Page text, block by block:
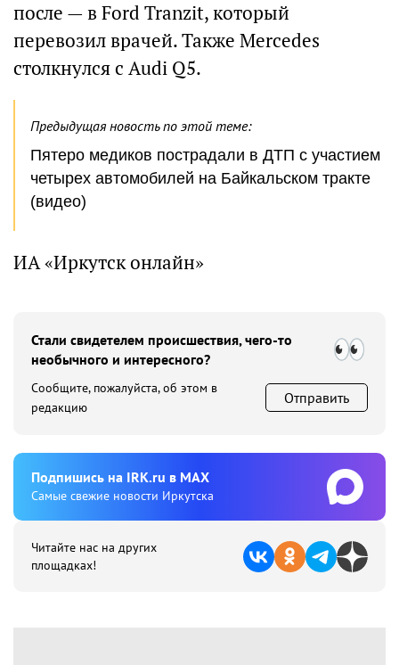
после — в Ford Tranzit, который
перевозил врачей. Также Mercedes
столкнулся с Audi Q5.
Предыдущая новость по этой теме:
Пятеро медиков пострадали в ДТП с участием
четырех автомобилей на Байкальском тракте
(видео)
ИА «Иркутск онлайн»
Стали свидетелем происшествия, чего-то
необычного и интересного?
Сообщите, пожалуйста, об этом в
редакцию
Отправить
Подпишиcь на IRK.ru в MAX
Cамые свежие новости Иркутска
Читайте нас на других
площадках!